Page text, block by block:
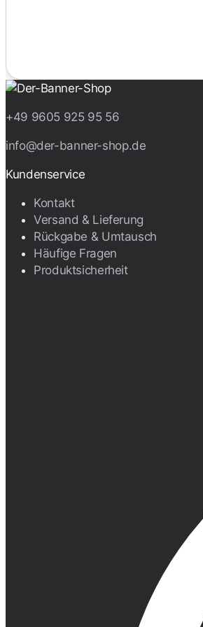
+49 9605 925 95 56
info@der-banner-shop.de
Kundenservice
Kontakt
Versand & Lieferung
Rückgabe & Umtausch
Häufige Fragen
Produktsicherheit